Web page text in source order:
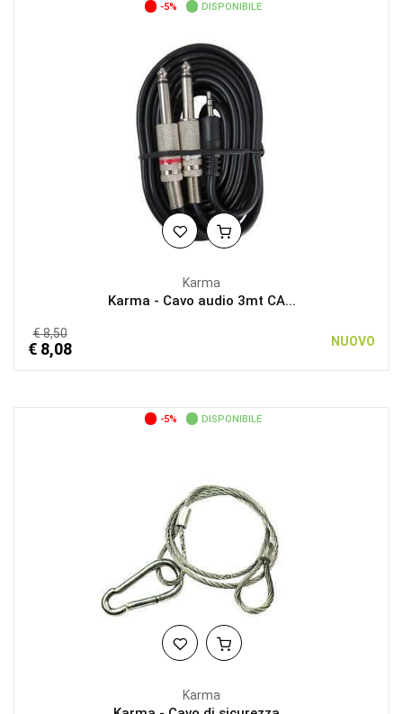
-5% DISPONIBILE
Karma
Karma - Cavo audio 3mt CA...
€ 8,50
€ 8,08 NUOVO
-5% DISPONIBILE
Karma